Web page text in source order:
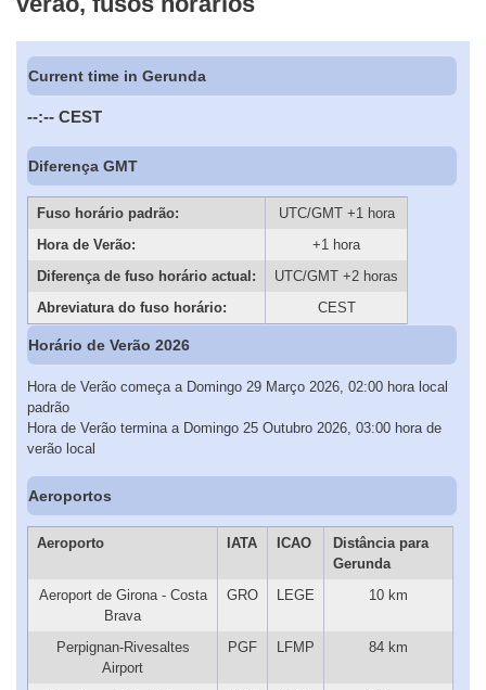
Current time in Gerunda
--:-- CEST
Diferença GMT
Fuso horário padrão:
UTC/GMT +1 hora
Hora de Verão:
+1 hora
Diferença de fuso horário actual:
UTC/GMT +2 horas
Abreviatura do fuso horário:
CEST
Horário de Verão 2026
Hora de Verão começa a Domingo 29 Março 2026, 02:00 hora local
padrão
Hora de Verão termina a Domingo 25 Outubro 2026, 03:00 hora de
verão local
Aeroportos
Aeroporto IATA ICAO
Distância para
Gerunda
Aeroport de Girona - Costa
Brava
GRO LEGE 10 km
Perpignan-Rivesaltes
Airport
PGF LFMP 84 km